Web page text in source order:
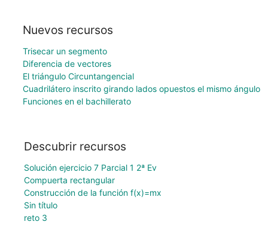
Nuevos recursos
Trisecar un segmento
Diferencia de vectores
El triángulo Circuntangencial
Cuadrilátero inscrito girando lados opuestos el mismo ángulo
Funciones en el bachillerato
Descubrir recursos
Solución ejercicio 7 Parcial 1 2ª Ev
Compuerta rectangular
Construcción de la función f(x)=mx
Sin título
reto 3